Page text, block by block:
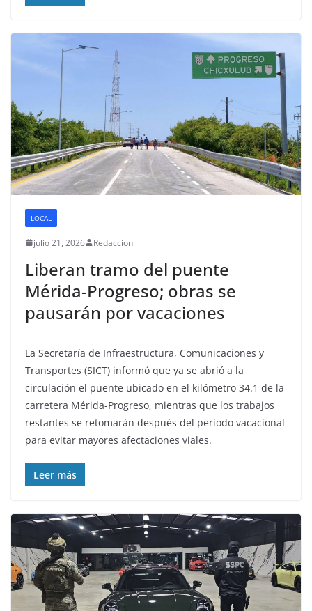
LOCAL
julio 21, 2026 Redaccion
Liberan tramo del puente
Mérida-Progreso; obras se
pausarán por vacaciones
La Secretaría de Infraestructura, Comunicaciones y
Transportes (SICT) informó que ya se abrió a la
circulación el puente ubicado en el kilómetro 34.1 de la
carretera Mérida-Progreso, mientras que los trabajos
restantes se retomarán después del periodo vacacional
para evitar mayores afectaciones viales.
Leer más